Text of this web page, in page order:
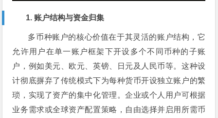
1. 账户结构与资金归集
多币种账户的核心价值在于其灵活的账户结构，它
允许用户在单一账户框架下开设多个不同币种的子账
户，例如美元、欧元、英镑、日元及人民币等。这种设
计彻底摒弃了传统模式下为每种货币开设独立账户的繁
琐，实现了资产的集中化管理。企业或个人用户可根据
业务需求或全球资产配置策略，自由选择并启用所需币